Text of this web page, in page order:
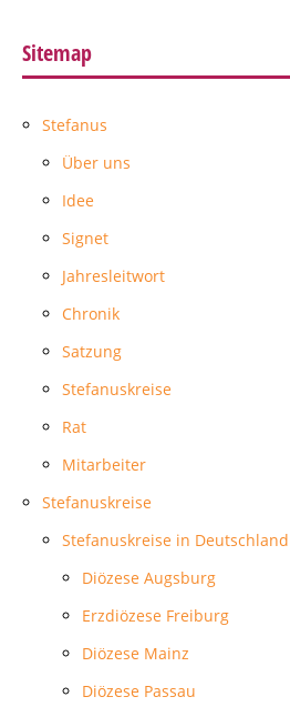
Sitemap
Stefanus
Über uns
Idee
Signet
Jahresleitwort
Chronik
Satzung
Stefanuskreise
Rat
Mitarbeiter
Stefanuskreise
Stefanuskreise in Deutschland
Diözese Augsburg
Erzdiözese Freiburg
Diözese Mainz
Diözese Passau